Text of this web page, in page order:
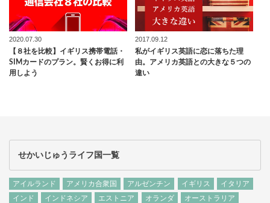
2020.07.30
【８社を比較】イギリス携帯電話・
SIMカードのプラン。賢くお得に利
用しよう
2017.09.12
私がイギリス英語に恋に落ちた理
由。アメリカ英語との大きな５つの
違い
せかいじゅうライフ国一覧
アイルランド アメリカ合衆国 アルゼンチン イギリス
イタリア
インド
インドネシア エストニア オランダ
オーストラリア